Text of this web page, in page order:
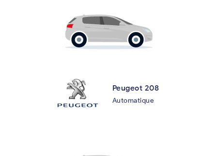
Peugeot 208
Automatique